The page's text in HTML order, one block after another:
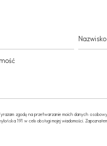
zgodę na przetwarzanie moich danych
191 w celu obsługi mojej wiadomości.